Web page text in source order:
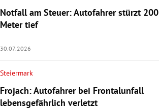
Notfall am Steuer: Autofahrer stürzt 200
Meter tief
30.07.2026
Steiermark
Frojach: Autofahrer bei Frontalunfall
lebensgefährlich verletzt